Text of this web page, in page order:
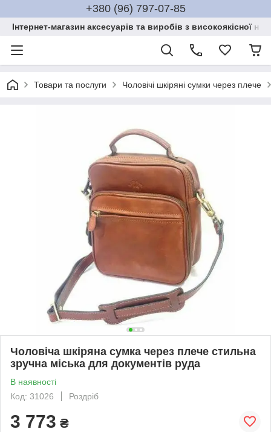
+380 (96) 797-07-85
Інтернет-магазин аксесуарів та виробів з високоякісної
Товари та послуги Чоловічі шкіряні сумки через плече
Чоловіча шкіряна сумка через плече стильна
зручна міська для документів руда
В наявності
Код: 31026
Роздріб
3 773 ₴